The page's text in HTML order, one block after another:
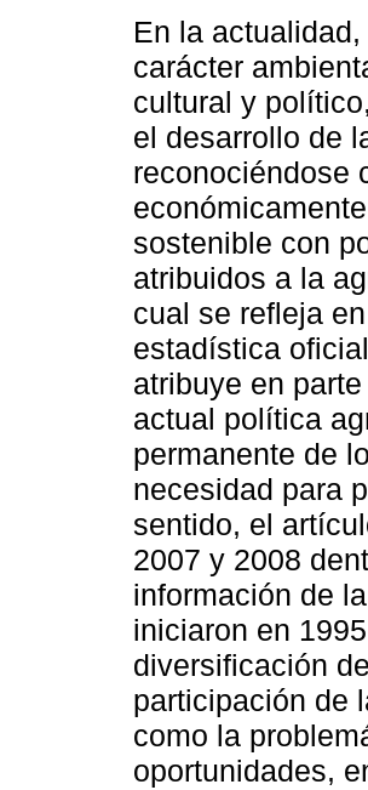
En la
carácter
cultural y
el desarrollo de
reconociéndose
sostenible con
atribuidos a la
cual se refleja
estadística
atribuye en
actual política
permanente de
necesidad para
sentido, el
2007 y 2008
información de
iniciaron en
diversificación
participación de
como la
oportunidades,